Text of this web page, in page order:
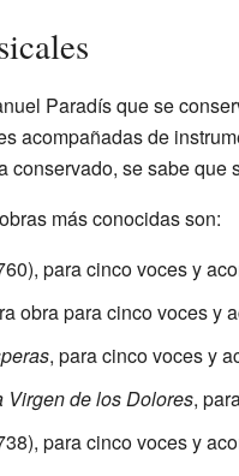
Paradís que se
acompañadas de
conservado, se sabe que
más conocidas son:
para cinco voces y
obra para cinco voces y
, para cinco voces y
Virgen de los Dolores,
para cinco voces y